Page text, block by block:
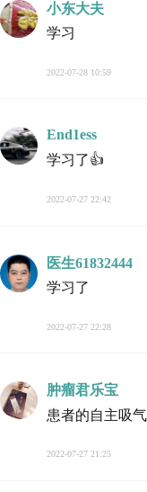
小东大夫
学习
2022-07-28 10:59
End1ess
学习了👍
2022-07-27 22:42
医生61832444
学习了
2022-07-27 22:28
肿瘤君乐宝
患者的自主吸
2022-07-27 21:25